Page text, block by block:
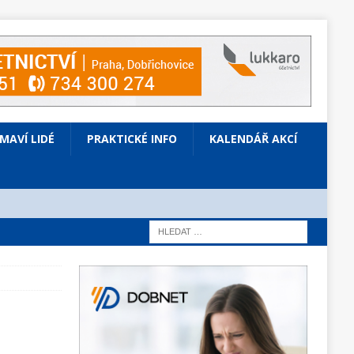
LIDÉ PRAKTICKÉ INFO KALENDÁŘ AKCÍ